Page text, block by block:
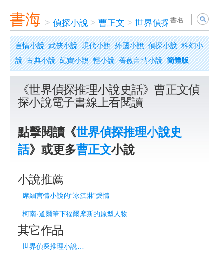
書海 > 偵探小說 > 曹正文 > 世界偵探推理小說史
言情小說 武俠小說 現代小說 外國小說 偵探小說 科幻小
說 古典小說 紀實小說 輕小說 薔薇言情小說 簡體版
《世界偵探推理小說史話》曹正文偵
探小說電子書線上看閱讀
點擊閱讀《世界偵探推理小說史
話》或更多曹正文小說
小說推薦
席絹言情小說的“冰淇淋”愛情
柯南·道爾筆下福爾摩斯的原型人物
其它作品